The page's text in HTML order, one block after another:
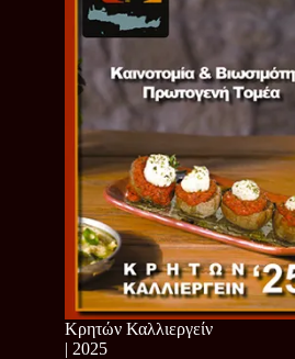
Κρητών Καλλιεργείν
| 2025